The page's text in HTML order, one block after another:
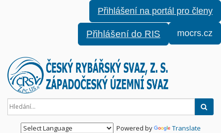
Přihlášení na portál pro členy
Přihlášení do RIS mocrs.cz
Powered by Translate